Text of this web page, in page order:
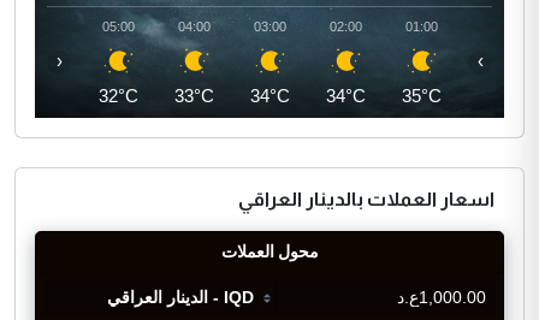
01:00
35°C
02:00
34°C
03:00
34°C
04:00
33°C
05:00
32°C
‹ ›
اسعار العملات بالدينار العراقي